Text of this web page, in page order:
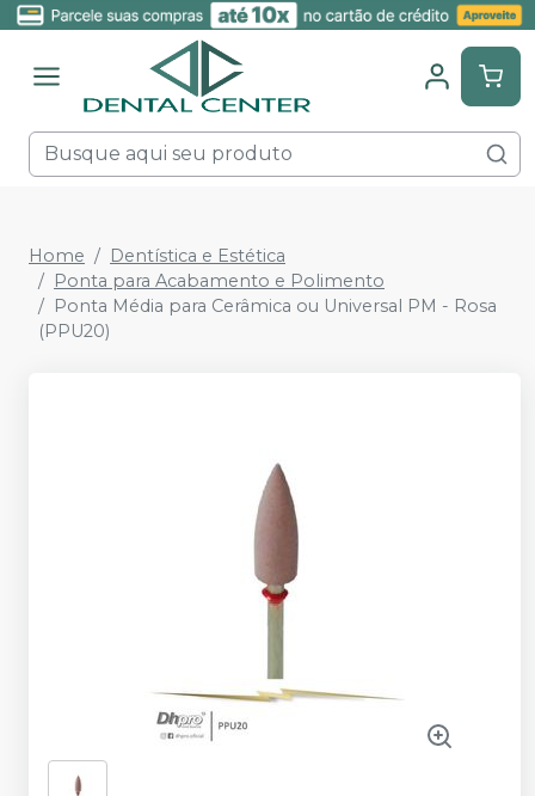
Home
Dentística e Estética
Ponta para Acabamento e Polimento
Ponta Média para Cerâmica ou Universal PM - Rosa
(PPU20)